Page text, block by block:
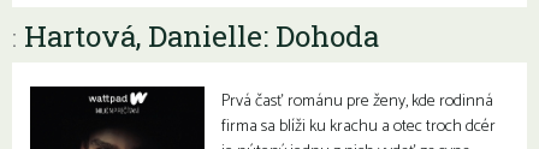
: Hartová, Danielle: Dohoda
Prvá časť románu pre ženy, kde rodinná
firma sa blíži ku krachu a otec troch dcér